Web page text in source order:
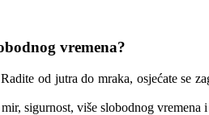
vremena?
od jutra do mraka, osjećate se
sigurnost, više slobodnog vremena